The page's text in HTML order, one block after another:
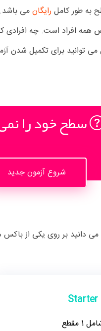
رایگانمی باشد.
سطح خود را
شروع آزمون جدید
دانید بر روی یکی از
Starter
1 مقطع